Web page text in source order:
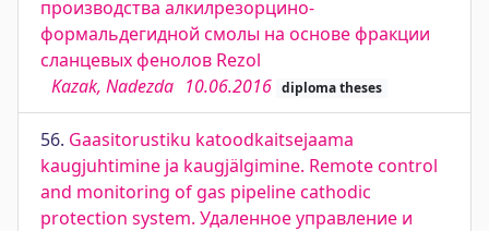
производства алкилрезорцино-
формальдегидной смолы на основе фракции
сланцевых фенолов Rezol
Kazak, Nadezda 10.06.2016 diploma theses
56. Gaasitorustiku katoodkaitsejaama
kaugjuhtimine ja kaugjälgimine. Remote control
and monitoring of gas pipeline cathodic
protection system. Удаленное управление и